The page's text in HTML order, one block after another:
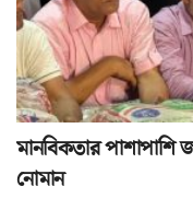
মানবিকতার পাশাপাশি
নোমান